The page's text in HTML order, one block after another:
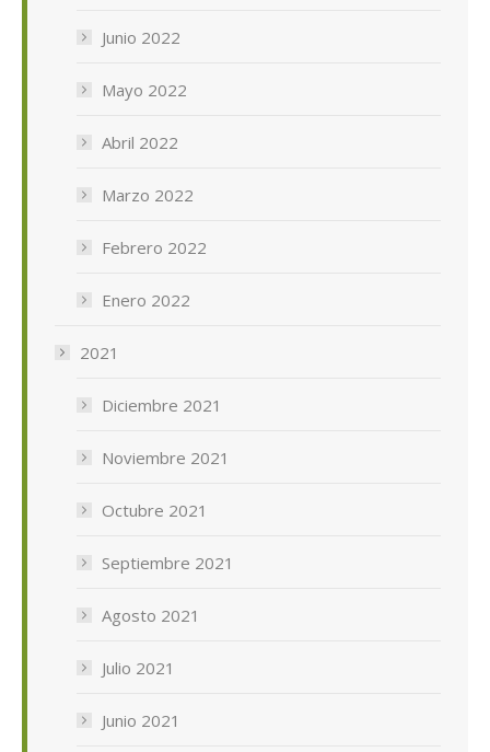
Junio 2022
Mayo 2022
Abril 2022
Marzo 2022
Febrero 2022
Enero 2022
2021
Diciembre 2021
Noviembre 2021
Octubre 2021
Septiembre 2021
Agosto 2021
Julio 2021
Junio 2021